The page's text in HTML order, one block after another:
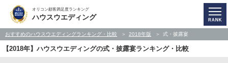
オリコン顧客満足度ランキング
ハウスウエディング
おすすめのハウスウエディングランキング・比較 2018年版 式・披露宴
【2018年】ハウスウエディングの式・披露宴ランキング・比較